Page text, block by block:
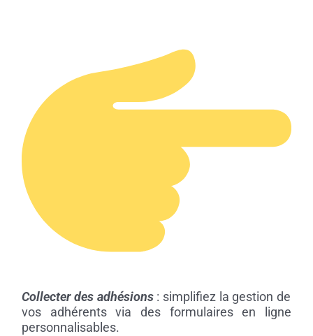
Collecter des adhésions : simplifiez la gestion de
vos adhérents via des formulaires en ligne
personnalisables.